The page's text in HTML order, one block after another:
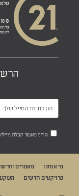
טלפון: 98-822121 (972+) פקס: 77-
© 2018 CENTURY 21 Israel. All rights reserved
כל
הריני מאשר קבלת
מי אנחנו מאמרים
פרויקטים חדשים